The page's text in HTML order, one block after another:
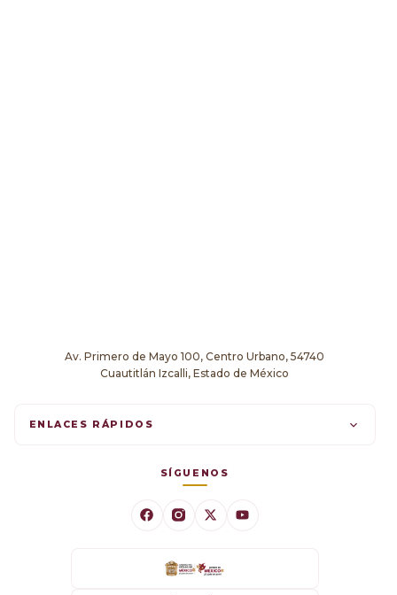
Av. Primero de Mayo 100, Centro Urbano, 54740
Cuautitlán Izcalli, Estado de México
ENLACES RÁPIDOS
SÍGUENOS